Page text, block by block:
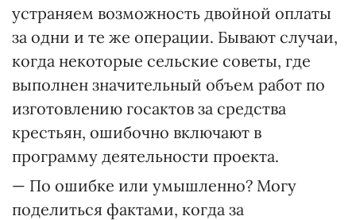
устраняем возможность двойной оплаты
за одни и те же операции. Бывают случаи,
когда некоторые сельские советы, где
выполнен значительный объем работ по
изготовлению госактов за средства
крестьян, ошибочно включают в
программу деятельности проекта.
— По ошибке или умышленно? Могу
поделиться фактами, когда за